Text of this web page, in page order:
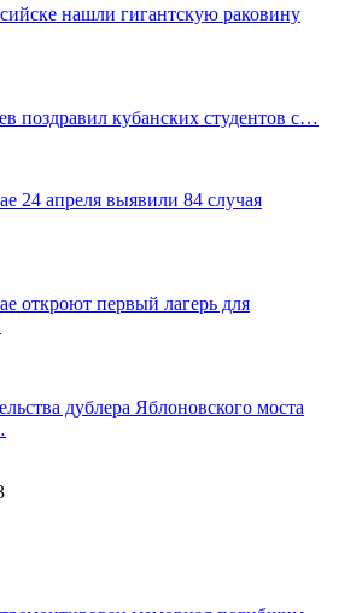
нашли гигантскую раковину
поздравил кубанских студентов с…
24 апреля выявили 84 случая
откроют первый лагерь для
дублера Яблоновского моста